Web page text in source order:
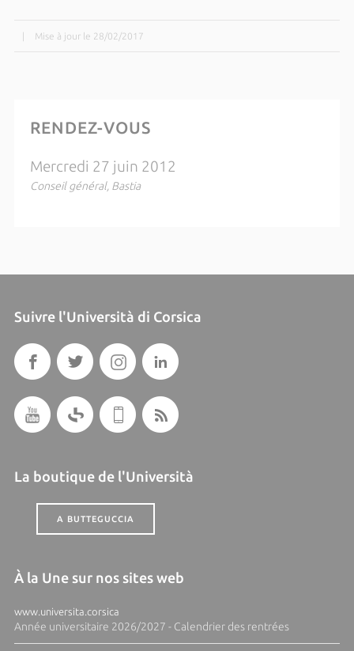
Mise à jour le 28/02/2017
RENDEZ-VOUS
Mercredi 27 juin 2012
Conseil général, Bastia
Suivre l'Università di Corsica
La boutique de l'Università
A BUTTEGUCCIA
À la Une sur nos sites web
www.universita.corsica
Année universitaire 2026/2027 - Calendrier des rentrées